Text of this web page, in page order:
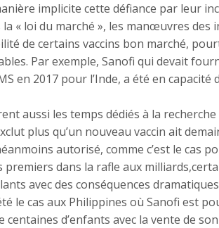
implicite cette défiance par leur
« loi du marché », les manœuvres des
de certains vaccins bon marché,
Par exemple, Sanofi qui devait
en 2017 pour l’Inde, a été en capacité
aussi les temps dédiés à la
plus qu’un nouveau vaccin ait
autorisé, comme c’est le cas
premiers dans la rafle aux
avec des conséquences
le cas aux Philippines où Sanofi est
d’enfants avec la vente de